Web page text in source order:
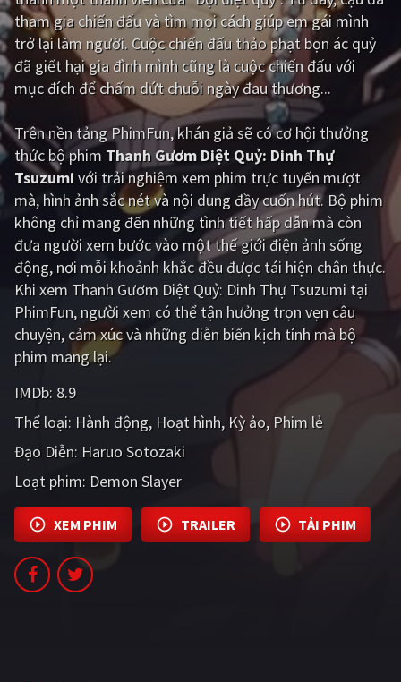
Giật gân Gia đình
Bí ẩn Lịch sử
Viễn Tây Tiểu sử
GameShow DramaTV
QUỐC GIA
Âu - Mỹ Trung Quốc - Hồng Kông
Hàn Quốc Nhật Bản
Ấn Độ Việt Nam
Tổng hợp
PHIM MỚI
PHIM BỘ
PHIM LẺ
PHIM CHIẾU RẠP
TUYỂN TẬP PHIM
BLOG
tham gia chiến đấu và tìm mọi cách giúp em gái mình
trở lại làm người. Cuộc chiến đấu thảo phạt bọn ác quỷ
đã giết hại gia đình mình cũng là cuộc chiến đấu với
mục đích để chấm dứt chuỗi ngày đau thương...
Trên nền tảng PhimFun, khán giả sẽ có cơ hội thưởng
thức bộ phim Thanh Gươm Diệt Quỷ: Dinh Thự
Tsuzumi với trải nghiệm xem phim trực tuyến mượt
mà, hình ảnh sắc nét và nội dung đầy cuốn hút. Bộ phim
không chỉ mang đến những tình tiết hấp dẫn mà còn
đưa người xem bước vào một thế giới điện ảnh sống
động, nơi mỗi khoảnh khắc đều được tái hiện chân thực.
Khi xem Thanh Gươm Diệt Quỷ: Dinh Thự Tsuzumi tại
PhimFun, người xem có thể tận hưởng trọn vẹn câu
chuyện, cảm xúc và những diễn biến kịch tính mà bộ
phim mang lại.
IMDb: 8.9
Thể loại: Hành động Hoạt hình Kỳ ảo Phim lẻ
Đạo Diễn: Haruo Sotozaki
Loạt phim: Demon Slayer
XEM PHIM TRAILER TẢI PHIM